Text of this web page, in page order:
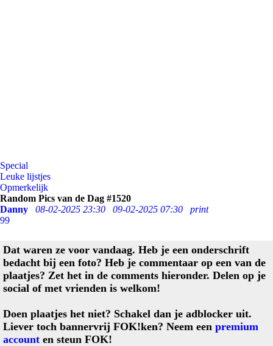
Special
Leuke lijstjes
Opmerkelijk
Random Pics van de Dag #1520
Danny
08-02-2025 23:30 09-02-2025 07:30
print
99
Dat waren ze voor vandaag. Heb je een onderschrift
bedacht bij een foto? Heb je commentaar op een van de
plaatjes? Zet het in de comments hieronder. Delen op je
social of met vrienden is welkom!
Doen plaatjes het niet? Schakel dan je adblocker uit.
Liever toch bannervrij FOK!ken? Neem een premium
account en steun FOK!